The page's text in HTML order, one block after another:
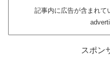
記事内に広告が含まれ
スポン